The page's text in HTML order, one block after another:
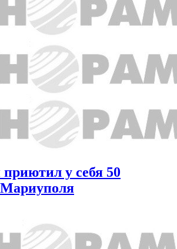
у себя 50
Мариуполя